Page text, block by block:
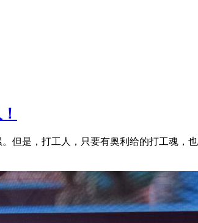
但是，打工人，只要有奥利给的打工魂，